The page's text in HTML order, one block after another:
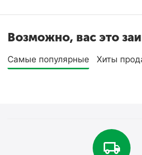
Возможно, вас это
Самые популярные Хиты